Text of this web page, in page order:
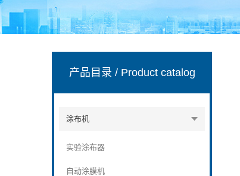
产品目录 / Product catalog
涂布机
实验涂布器
自动涂膜机